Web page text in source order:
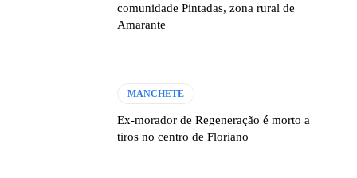
comunidade Pintadas, zona rural de
Amarante
MANCHETE
Ex-morador de Regeneração é morto a
tiros no centro de Floriano